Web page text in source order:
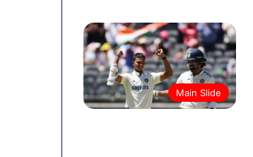
Main Slide